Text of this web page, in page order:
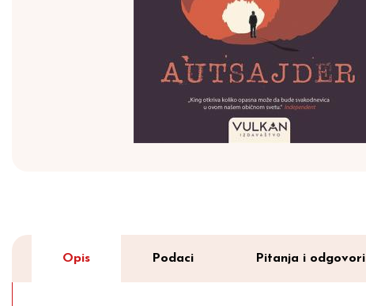
Opis Podaci Pitanja i odgovori